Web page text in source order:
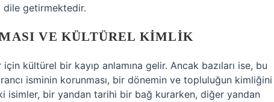
dile getirmektedir.
VE KÜLTÜREL KIMLIK
kültürel bir kayıp anlamına gelir. Ancak bazıları ise, bu
isminin korunması, bir dönemin ve topluluğun kimliğini
isimler, bir yandan tarihi bir bağ kurarken, diğer yandan